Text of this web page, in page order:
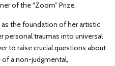
of the “Zoom” Prize.
the foundation of her artistic
personal traumas into universal
to raise crucial questions about
a non-judgmental,